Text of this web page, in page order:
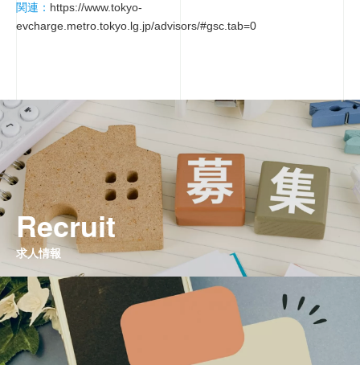
Privacy
関連： https://www.tokyo-
evcharge.metro.tokyo.lg.jp/advisors/#gsc.tab=0
Recruit
求人情報